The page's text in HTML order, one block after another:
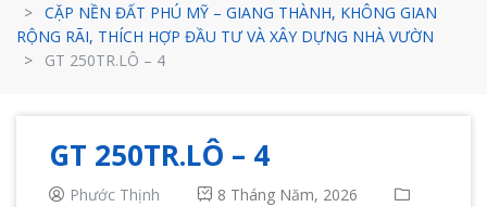
CẶP NỀN ĐẤT PHÚ MỸ – GIANG THÀNH, KHÔNG GIAN
RỘNG RÃI, THÍCH HỢP ĐẦU TƯ VÀ XÂY DỰNG NHÀ VƯỜN
GT 250TR.LÔ – 4
GT 250TR.LÔ – 4
Phước Thịnh
8 Tháng Năm, 2026